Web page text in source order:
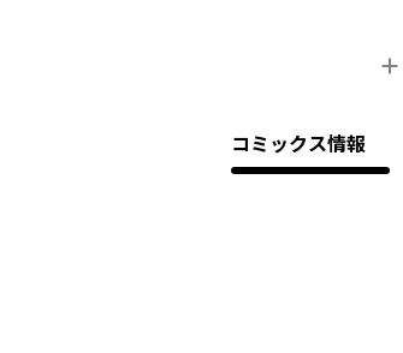
コミックス情報